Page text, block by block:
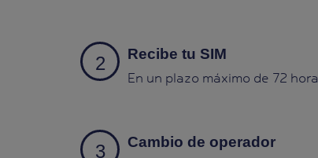
Recibe tu SIM
En un plazo máximo de 72
Cambio de operador